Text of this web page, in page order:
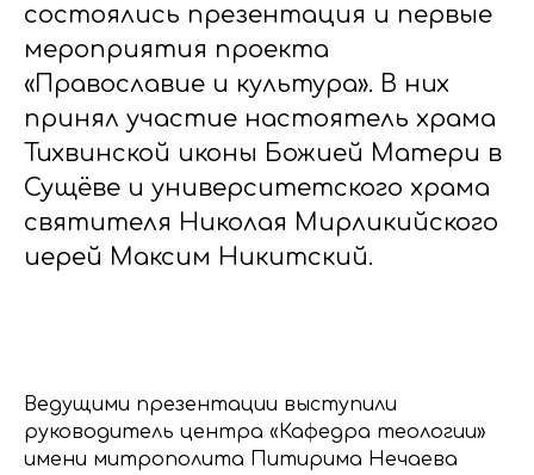
состоялись презентация и первые
мероприятия проекта
«Православие и культура». В них
принял участие настоятель храма
Тихвинской иконы Божией Матери в
Сущёве и университетского храма
святителя Николая Мирликийского
иерей Максим Никитский.
Ведущими презентации выступили
руководитель центра «Кафедра теологии»
имени митрополита Питирима Нечаева